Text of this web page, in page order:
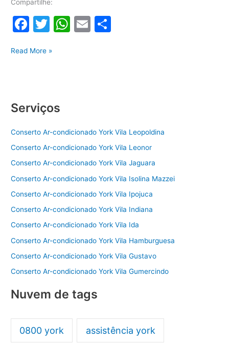
Compartilhe:
F
c
o
k
T
itt
W E
Manutenção
Read More »
Serviços
Conserto Ar-condicionado York Vila Leopoldina
Conserto Ar-condicionado York Vila Leonor
Conserto Ar-condicionado York Vila Jaguara
Conserto Ar-condicionado York Vila Isolina Mazzei
Conserto Ar-condicionado York Vila Ipojuca
Conserto Ar-condicionado York Vila Indiana
Conserto Ar-condicionado York Vila Ida
Conserto Ar-condicionado York Vila Hamburguesa
Conserto Ar-condicionado York Vila Gustavo
Conserto Ar-condicionado York Vila Gumercindo
Nuvem de tags
0800 york assistência york